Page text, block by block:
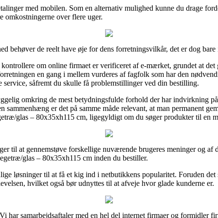
med mobilen. Som en alternativ mulighed kunne du drage
omkostningerne over flere uger.
behøver de reelt have øje for dens forretningsvilkår, det er dog
om online firmaet er verificeret af e-mærket, grundet at det
en gang i mellem vurderes af fagfolk som har den
såfremt du skulle få problemstillinger ved din bestilling.
omkring de mest betydningsfulde forhold der har indvirkning
er det på samme måde relevant, at man permanent
glas – 80x35xh115 cm, ligegyldigt om du søger produkter til en
til at gennemstøve forskellige nuværende brugeres meninger og
glas – 80x35xh115 cm inden du bestiller.
løsninger til at få et kig ind i netbutikkens popularitet. Foruden det
hvilket også bør udnyttes til at afveje hvor glade kunderne er.
har samarbejdsaftaler med en hel del internet firmaer og formidler